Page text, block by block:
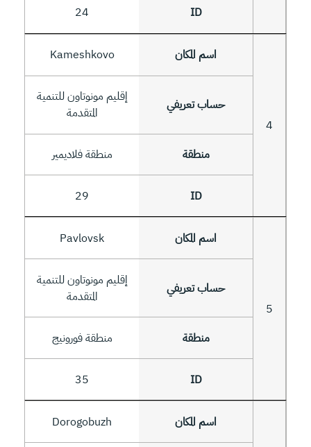
24
4
29
Kameshkovo
إقليم مونوتاون للتنمية
المتقدمة
منطقة فلاديمير
5
35
Pavlovsk
إقليم مونوتاون للتنمية
المتقدمة
منطقة فورونيج
Dorogobuzh